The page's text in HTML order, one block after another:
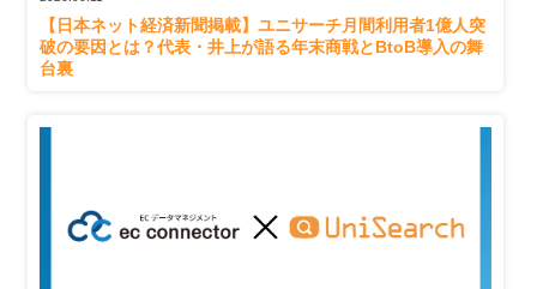
【日本ネット経済新聞掲載】ユニサーチ月間利用者1億人突
破の要因とは？代表・井上が語る年末商戦とBtoB導入の舞
台裏